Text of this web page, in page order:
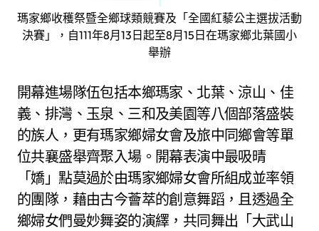
瑪家鄉收穫祭暨全鄉球類競賽及「全國紅藜公主選拔活動
決賽」，自111年8月13日起至8月15日在瑪家鄉北葉國小
舉辦
開幕進場隊伍包括本鄉瑪家、北葉、涼山、佳
義、排灣、玉泉、三和及美園等八個部落盛裝
的族人，更有瑪家鄉婦女會及旅中同鄉會等單
位共襄盛舉齊聚入場。開幕表演中最吸晴
「嬌」點莫過於由瑪家鄉婦女會所組成並率領
的團隊，藉由古今薈萃的創意舞蹈，且透過全
鄉婦女們曼妙舞姿的演繹，共同舞出「大武山